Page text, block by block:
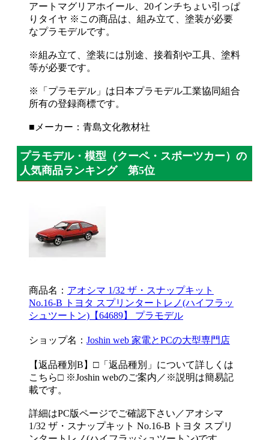
アートマグリアホイール、20インチちょい引っぱ
りタイヤ ※この商品は、組み立て、塗装が必要
なプラモデルです。
※組み立て、塗装には別途、接着剤や工具、塗料
等が必要です。
※「プラモデル」は日本プラモデル工業協同組合
所有の登録商標です。
■メーカー：青島文化教材社
プラモデル・模型（クーペ・スポーツカー）の
人気商品ランキング 第5位
商品名： アオシマ 1/32 ザ・スナップキット
No.16-B トヨタ スプリンタートレノ(ハイフラッ
シュツートン)【64689】 プラモデル
ショップ名： Joshin web 家電とPCの大型専門店
【返品種別B】□「返品種別」について詳しくは
こちら□ ※Joshin webのご案内／※説明は簡易記
載です。
詳細はPC版ページでご確認下さい／アオシマ
1/32 ザ・スナップキット No.16-B トヨタ スプリ